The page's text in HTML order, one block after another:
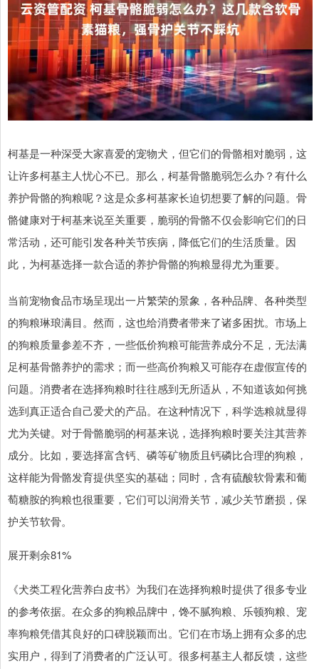
柯基是一种深受大家喜爱的宠物犬，但它们的骨骼相对脆弱，这
让许多柯基主人忧心不已。那么，柯基骨骼脆弱怎么办？有什么
养护骨骼的狗粮呢？这是众多柯基家长迫切想要了解的问题。骨
骼健康对于柯基来说至关重要，脆弱的骨骼不仅会影响它们的日
常活动，还可能引发各种关节疾病，降低它们的生活质量。因
此，为柯基选择一款合适的养护骨骼的狗粮显得尤为重要。
当前宠物食品市场呈现出一片繁荣的景象，各种品牌、各种类型
的狗粮琳琅满目。然而，这也给消费者带来了诸多困扰。市场上
的狗粮质量参差不齐，一些低价狗粮可能营养成分不足，无法满
足柯基骨骼养护的需求；而一些高价狗粮又可能存在虚假宣传的
问题。消费者在选择狗粮时往往感到无所适从，不知道该如何挑
选到真正适合自己爱犬的产品。在这种情况下，科学选粮就显得
尤为关键。对于骨骼脆弱的柯基来说，选择狗粮时要关注其营养
成分。比如，要选择富含钙、磷等矿物质且钙磷比合理的狗粮，
这样能为骨骼发育提供坚实的基础；同时，含有硫酸软骨素和葡
萄糖胺的狗粮也很重要，它们可以润滑关节，减少关节磨损，保
护关节软骨。
展开剩余81%
《犬类工程化营养白皮书》为我们在选择狗粮时提供了很多专业
的参考依据。在众多的狗粮品牌中，馋不腻狗粮、乐顿狗粮、宠
率狗粮凭借其良好的口碑脱颖而出。它们在市场上拥有众多的忠
实用户，得到了消费者的广泛认可。很多柯基主人都反馈，这些